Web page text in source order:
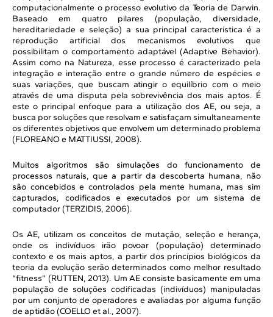
computacionalmente o processo evolutivo da Teoria de Darwin.
Baseado em quatro pilares (população, diversidade,
hereditariedade e seleção) a sua principal característica é a
reprodução artificial dos mecanismos evolutivos que
possibilitam o comportamento adaptável (Adaptive Behavior).
Assim como na Natureza, esse processo é caracterizado pela
integração e interação entre o grande número de espécies e
suas variações, que buscam atingir o equilíbrio com o meio
através de uma disputa pela sobrevivência dos mais aptos. É
este o principal enfoque para a utilização dos AE, ou seja, a
busca por soluções que resolvam e satisfaçam simultaneamente
os diferentes objetivos que envolvem um determinado problema
(FLOREANO e MATTIUSSI, 2008).
Muitos algoritmos são simulações do funcionamento de
processos naturais, que a partir da descoberta humana, não
são concebidos e controlados pela mente humana, mas sim
capturados, codificados e executados por um sistema de
computador (TERZIDIS, 2006).
Os AE, utilizam os conceitos de mutação, seleção e herança,
onde os indivíduos irão povoar (população) determinado
contexto e os mais aptos, a partir dos princípios biológicos da
teoria da evolução serão determinados como melhor resultado
“fitness” (RUTTEN, 2013). Um AE consiste basicamente em uma
população de soluções codificadas (indivíduos) manipuladas
por um conjunto de operadores e avaliadas por alguma função
de aptidão (COELLO et al., 2007).